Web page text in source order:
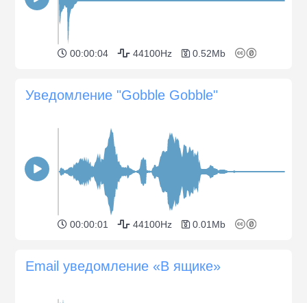
00:00:04 44100Hz 0.52Mb
Уведомление "Gobble Gobble"
00:00:01 44100Hz 0.01Mb
Email уведомление «В ящике»